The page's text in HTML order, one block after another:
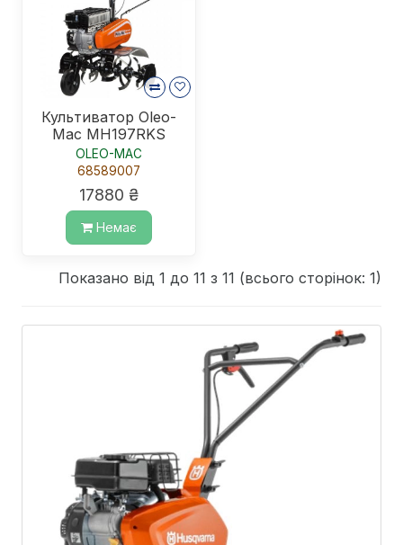
Культиватор Oleo-
Mac MH197RKS
OLEO-MAC
68589007
17880 ₴
Немає
Показано від 1 до 11 з 11 (всього сторінок: 1)